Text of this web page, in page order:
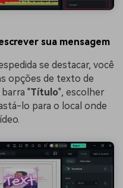
sua mensagem
se destacar, você
opções de texto de
"Título", escolher
lo para o local onde